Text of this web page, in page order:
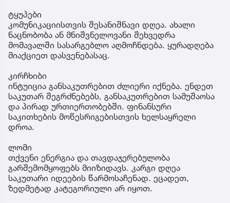
ტყუპები
კომუნიკაციისთვის შესანიშნავი დღეა. ახალი
ნაცნობობა ან მნიშვნელოვანი შეხვედრა
მომავალში სასარგებლო აღმოჩნდება. ყურადღება
მიაქციეთ დასვენებასაც.
კირჩხიბი
ინტუიცია განსაკუთრებით ძლიერი იქნება. ენდეთ
საკუთარ შეგრძნებებს, განსაკუთრებით სამუშაოსა
და პირად ურთიერთობებში. ფინანსური
საკითხების მოწესრიგებისთვის ხელსაყრელი
დროა.
ლომი
თქვენი ენერგია და თავდაჯერებულობა
გარშემომყოფებს მიიზიდავს. კარგი დღეა
საკუთარი იდეების წარმოსაჩენად. ეცადეთ,
ზედმეტად კატეგორიული არ იყოთ.